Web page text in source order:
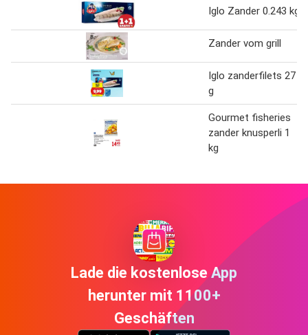
Iglo Zander 0.243 kg
Zander vom grill
Iglo zanderfilets 27
g
Gourmet fisheries
zander knusperli 1
kg
Lade die kostenlose App
herunter mit 1100+
Geschäften